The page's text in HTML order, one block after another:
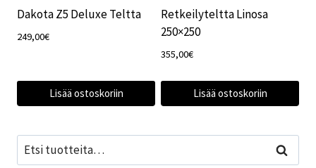
Dakota Z5 Deluxe Teltta
249,00€
Lisää ostoskoriin
Retkeilyteltta Linosa
250×250
355,00€
Lisää ostoskoriin
Etsi: Haku